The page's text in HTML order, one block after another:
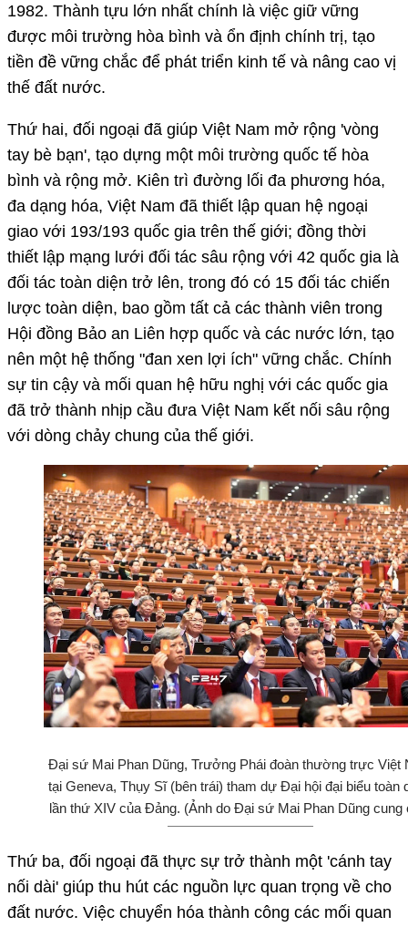
1982. Thành tựu lớn nhất chính là việc giữ vững
được môi trường hòa bình và ổn định chính trị, tạo
tiền đề vững chắc để phát triển kinh tế và nâng cao vị
thế đất nước.
Thứ hai, đối ngoại đã giúp Việt Nam mở rộng 'vòng
tay bè bạn', tạo dựng một môi trường quốc tế hòa
bình và rộng mở. Kiên trì đường lối đa phương hóa,
đa dạng hóa, Việt Nam đã thiết lập quan hệ ngoại
giao với 193/193 quốc gia trên thế giới; đồng thời
thiết lập mạng lưới đối tác sâu rộng với 42 quốc gia là
đối tác toàn diện trở lên, trong đó có 15 đối tác chiến
lược toàn diện, bao gồm tất cả các thành viên trong
Hội đồng Bảo an Liên hợp quốc và các nước lớn, tạo
nên một hệ thống "đan xen lợi ích" vững chắc. Chính
sự tin cậy và mối quan hệ hữu nghị với các quốc gia
đã trở thành nhịp cầu đưa Việt Nam kết nối sâu rộng
với dòng chảy chung của thế giới.
Đại sứ Mai Phan Dũng, Trưởng Phái đoàn thường trực Việt
tại Geneva, Thụy Sĩ (bên trái) tham dự Đại hội đại biểu toàn
lần thứ XIV của Đảng. (Ảnh do Đại sứ Mai Phan Dũng cung
Thứ ba, đối ngoại đã thực sự trở thành một 'cánh tay
nối dài' giúp thu hút các nguồn lực quan trọng về cho
đất nước. Việc chuyển hóa thành công các mối quan